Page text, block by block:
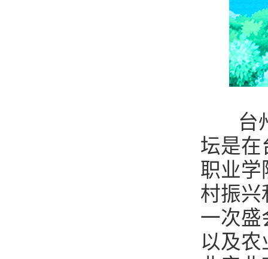
台州
坛是在
职业学
村振兴
一次盛
以及